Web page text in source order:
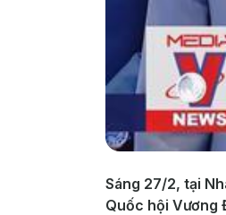
Sáng 27/2, tại
Quốc hội Vương